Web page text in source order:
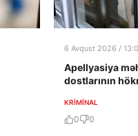
6 Avqust 2026 /
Apellyasiya
dostlarının
KRIMINAL
0 0